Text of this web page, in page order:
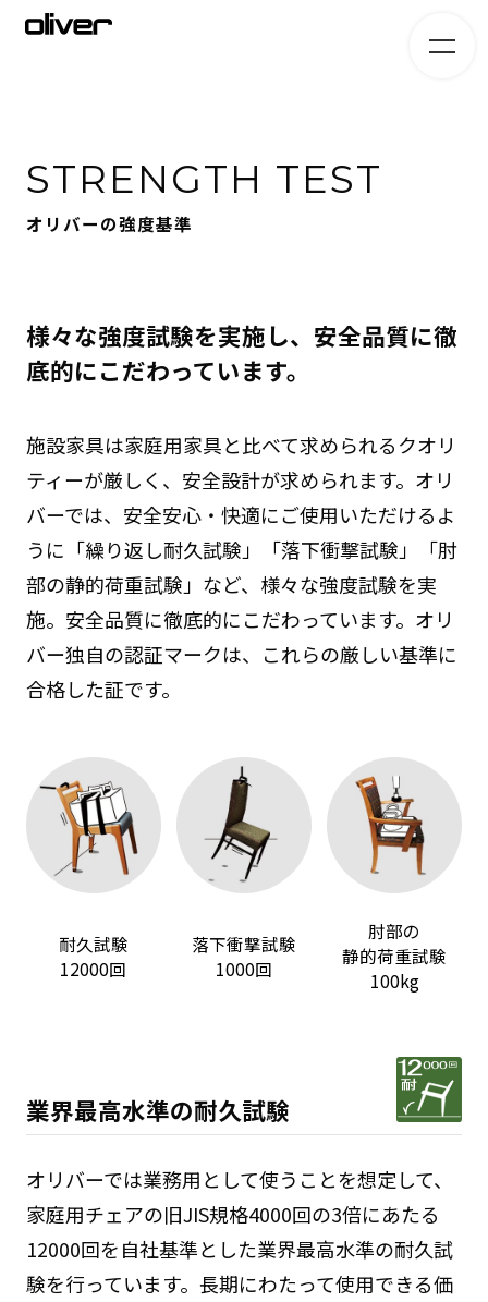
STRENGTH TEST
オリバーの強度基準
様々な強度試験を実施し、安全品質に徹
底的にこだわっています。
施設家具は家庭用家具と比べて求められるクオリ
ティーが厳しく、安全設計が求められます。オリ
バーでは、安全安心・快適にご使用いただけるよ
うに「繰り返し耐久試験」「落下衝撃試験」「肘
部の静的荷重試験」など、様々な強度試験を実
施。安全品質に徹底的にこだわっています。オリ
バー独自の認証マークは、これらの厳しい基準に
合格した証です。
耐久試験
12000回
落下衝撃試験
1000回
肘部の
静的荷重試験
100kg
業界最高水準の耐久試験
オリバーでは業務用として使うことを想定して、
家庭用チェアの旧JIS規格4000回の3倍にあたる
12000回を自社基準とした業界最高水準の耐久試
験を行っています。長期にわたって使用できる価